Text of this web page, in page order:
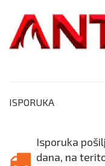
ISPORUKA
Isporuka
dana, na